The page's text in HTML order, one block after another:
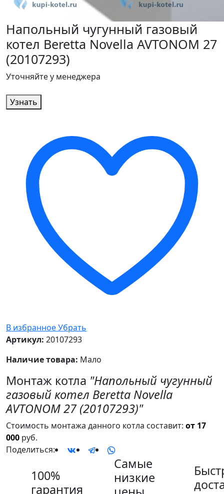
Напольный чугунный газовый
котел Beretta Novella AVTONOM 27
(20107293)
Уточняйте у менеджера
Узнать
В избранноеУбрать
Артикул: 20107293
Наличие товара: Мало
Монтаж котла "Напольный чугунный
газовый котел Beretta Novella
AVTONOM 27 (20107293)"
Стоимость монтажа данного котла составит: от 17
000 руб.
Поделиться:
100%
гарантия
Самые
низкие